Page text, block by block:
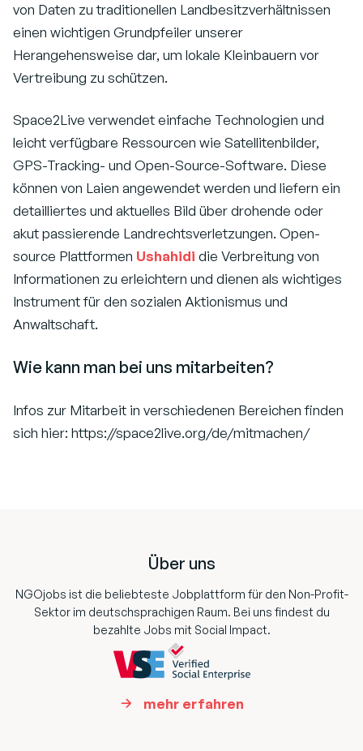
von Daten zu traditionellen Landbesitzverhältnissen
einen wichtigen Grundpfeiler unserer
Herangehensweise dar, um lokale Kleinbauern vor
Vertreibung zu schützen.
Space2Live verwendet einfache Technologien und
leicht verfügbare Ressourcen wie Satellitenbilder,
GPS-Tracking- und Open-Source-Software. Diese
können von Laien angewendet werden und liefern ein
detailliertes und aktuelles Bild über drohende oder
akut passierende Landrechtsverletzungen. Open-
source Plattformen Ushahidi die Verbreitung von
Informationen zu erleichtern und dienen als wichtiges
Instrument für den sozialen Aktionismus und
Anwaltschaft.
Wie kann man bei uns mitarbeiten?
Infos zur Mitarbeit in verschiedenen Bereichen finden
sich hier: https://space2live.org/de/mitmachen/
Über uns
NGOjobs ist die beliebteste Jobplattform für den Non-Profit-
Sektor im deutschsprachigen Raum. Bei uns findest du
bezahlte Jobs mit Social Impact.
mehr erfahren